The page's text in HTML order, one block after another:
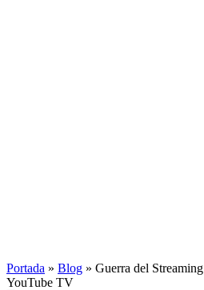
Portada » Blog » Guerra del
YouTube TV